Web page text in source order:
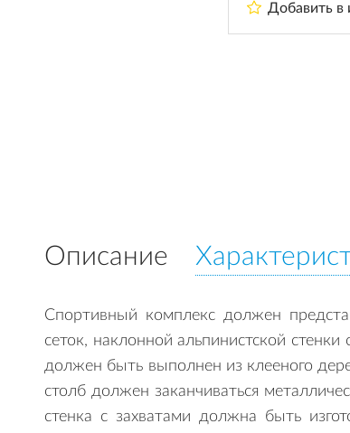
Добавить в
Описание
Спортивный комплекс должен
сеток, наклонной альпинистской
должен быть выполнен из клееного
столб должен заканчиваться
стенка с захватами должна быть